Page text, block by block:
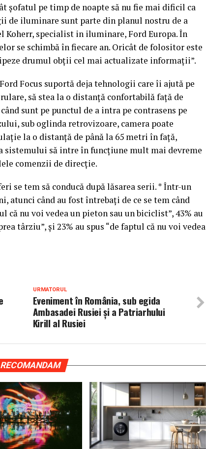
şofatul pe timp de noapte să nu fie mai dificil ca
de iluminare sunt parte din planul nostru de a
Koherr, specialist in iluminare, Ford Europa. În
se schimbă în fiecare an. Oricât de folositor este
drumul obţii cel mai actualizate informaţii”.
Focus suportă deja tehnologii care îi ajută pe
să stea la o distanţă confortabilă faţă de
sunt pe punctul de a intra pe contrasens pe
sub oglinda retrovizoare, camera poate
la o distanţă de până la 65 metri în faţă,
sistemului să intre în funcţiune mult mai devreme
comenzii de direcţie.
se tem să conducă după lăsarea serii. * Într-un
atunci când au fost întrebaţi de ce se tem când
că nu voi vedea un pieton sau un biciclist”, 43% au
târziu”, şi 23% au spus “de faptul că nu voi vedea
URMATORUL
Eveniment în România, sub egida
Ambasadei Rusiei şi a Patriarhului
Kirill al Rusiei